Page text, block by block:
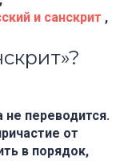
и санскрит ,
не переводится.
от
в порядок,